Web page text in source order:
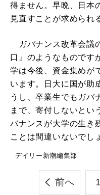
得ません。早晩、日本
見直すことが求められ
ガバナンス改革会議
口』のようなものです
学は今後、資金集めが
います。日大に国が助
うし、卒業生でもガバ
まで、寄付しないとい
バナンスが大学の生き
ことは間違いないでし
デイリー新潮編集部
前へ 1